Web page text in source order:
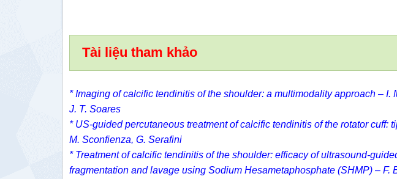
Tài liệu tham khảo
* Imaging of calcific tendinitis of the shoulder: a multimodality approach – I.
J. T. Soares
* US-guided percutaneous treatment of calcific tendinitis of the rotator cuff:
M. Sconfienza, G. Serafini
* Treatment of calcific tendinitis of the shoulder: efficacy of ultrasound-
fragmentation and lavage using Sodium Hesametaphosphate (SHMP) – F.